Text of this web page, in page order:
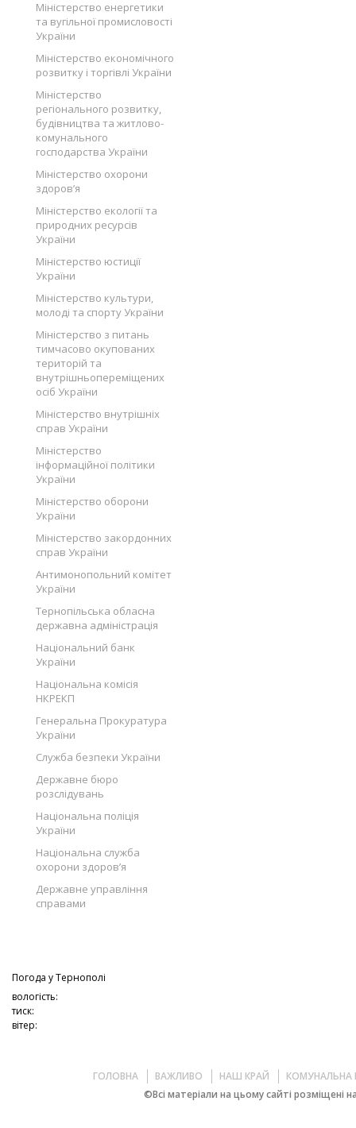
Міністерство енергетики
та вугільної промисловості
України
Міністерство економічного
розвитку і торгівлі України
Міністерство
регіонального розвитку,
будівництва та житлово-
комунального
господарства України
Міністерство охорони
здоров’я
Міністерство екології та
природних ресурсів
України
Міністерство юстиції
України
Міністерство культури,
молоді та спорту України
Міністерство з питань
тимчасово окупованих
територій та
внутрішньопереміщених
осіб України
Міністерство внутрішніх
справ України
Міністерство
інформаційної політики
України
Міністерство оборони
України
Міністерство закордонних
справ України
Антимонопольний комітет
України
Тернопільська обласна
державна адміністрація
Національний банк
України
Національна комісія
НКРЕКП
Генеральна Прокуратура
України
Служба безпеки України
Державне бюро
розслідувань
Національна поліція
України
Національна служба
охорони здоров’я
Державне управління
справами
Погода уТернополі
вологість:
тиск:
вітер:
ГОЛОВНА ВАЖЛИВО НАШ КРАЙ
КОМУНАЛЬНА
©Всі матеріали на цьому сайті розміщені